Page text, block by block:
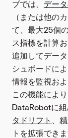
ブでは、 デー
（または他の
て、最大25個
ス指標を計算
追加してデー
シュボードに
情報を監視お
この機能によ
DataRobotに
タドリフト
トを拡張できま